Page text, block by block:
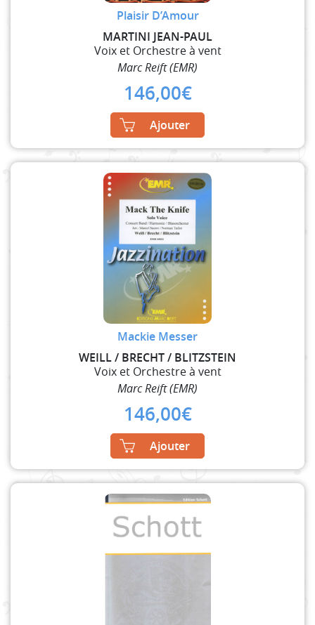
Plaisir D’Amour
MARTINI JEAN-PAUL
Voix et Orchestre à vent
Marc Reift (EMR)
146,00€
Ajouter
Mackie Messer
WEILL / BRECHT / BLITZSTEIN
Voix et Orchestre à vent
Marc Reift (EMR)
146,00€
Ajouter